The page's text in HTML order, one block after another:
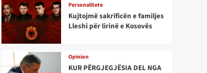
Personalitete
Kujtojmë sakrificën e familjes
Lleshi për lirinë e Kosovës
Opinion
KUR PËRGJEGJËSIA DEL NGA